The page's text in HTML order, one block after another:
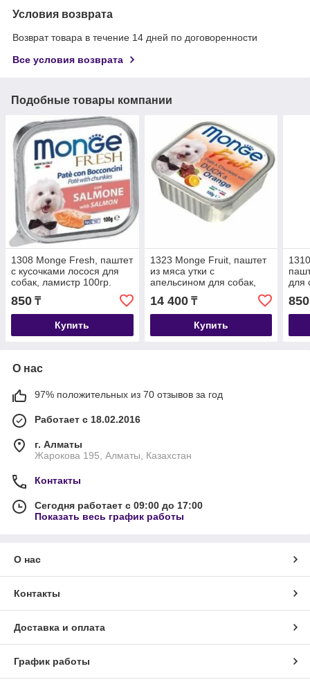
Условия возврата
Возврат товара в течение 14 дней по договоренности
Все условия возврата
Подобные товары компании
1308 Monge Fresh, паштет
с кусочками лосося для
собак, ламистр 100гр.
850 ₸
Купить
1323 Monge Fruit, паштет
из мяса утки с
апельсином для собак,
уп.16*100гр.
14 400₸
Купить
для
850
О нас
97% положительных из 70 отзывов за год
Работает с 18.02.2016
г. Алматы
Жарокова 195, Алматы, Казахстан
Контакты
Сегодня работает с 09:00 до 17:00
Показать весь график работы
О нас
Контакты
Доставка и оплата
График работы